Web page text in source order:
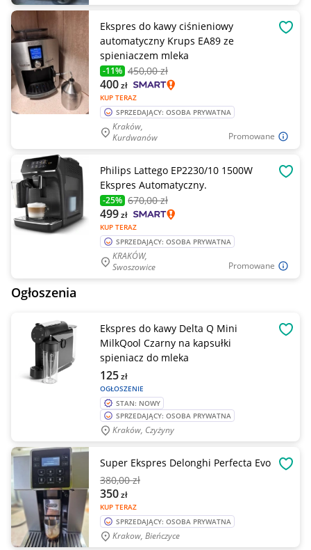
Promowane
Ekspres do kawy ciśnieniowy
automatyczny Krups EA89 ze
spieniaczem mleka
-11% 450,00 zł
KUP TERAZ
400zł
SPRZEDAJĄCY: OSOBA PRYWATNA
Kraków,
Kurdwanów
Promowane
Philips Lattego EP2230/10 1500W
Ekspres Automatyczny.
-25% 670,00 zł
KUP TERAZ
499zł
SPRZEDAJĄCY: OSOBA PRYWATNA
KRAKÓW,
Swoszowice
Ogłoszenia
Ekspres do kawy Delta Q Mini
MilkQool Czarny na kapsułki
spieniacz do mleka
OGŁOSZENIE
125zł
STAN: NOWY
SPRZEDAJĄCY: OSOBA PRYWATNA
Kraków, Czyżyny
Super Ekspres Delonghi Perfecta Evo
380,00 zł
KUP TERAZ
350zł
SPRZEDAJĄCY: OSOBA PRYWATNA
Krakow, Bieńczyce